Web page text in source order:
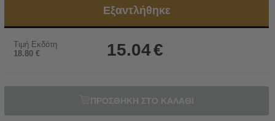
Εξαντλήθηκε
Τιμή Εκδότη
18.80 € 15.04€
ΠΡΟΣΘΗΚΗ ΣΤΟ ΚΑΛΑΘΙ